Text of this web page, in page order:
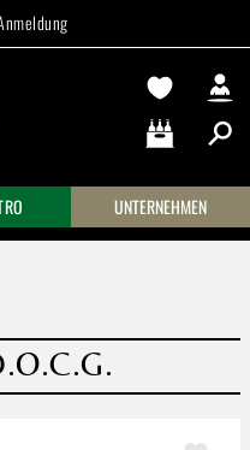
Warenkorb
UNTERNEHMEN